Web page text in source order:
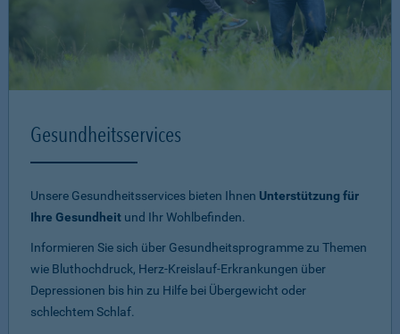
Gesundheitsservices
Unsere Gesundheitsservices bieten Ihnen Unterstützung für
Ihre Gesundheit und Ihr Wohlbefinden.
Informieren Sie sich über Gesundheitsprogramme zu Themen
wie Bluthochdruck, Herz-Kreislauf-Erkrankungen über
Depressionen bis hin zu Hilfe bei Übergewicht oder
schlechtem Schlaf.